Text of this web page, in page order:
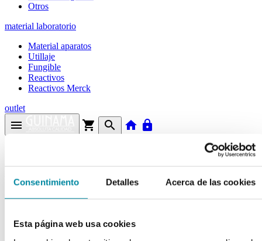
Consentimiento Detalles Acerca de las cookies
Esta página web usa cookies
Otros
material laboratorio
Material aparatos
Utillaje
Fungible
Reactivos
Reactivos Merck
outlet
menu shopping_cart search home lock
arrow_backFicha de producto